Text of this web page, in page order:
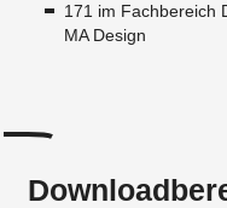
171 im Fachbereich
MA Design